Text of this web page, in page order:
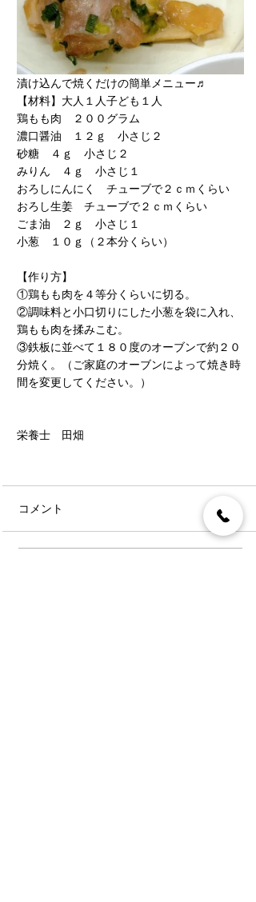
漬け込んで焼くだけの簡単メニュー♬
【材料】大人１人子ども１人
鶏もも肉　２００グラム
濃口醤油　１２ｇ　小さじ２
砂糖　４ｇ　小さじ２
みりん　４ｇ　小さじ１
おろしにんにく　チューブで２ｃｍくらい
おろし生姜　チューブで２ｃｍくらい
ごま油　２ｇ　小さじ１
小葱　１０ｇ（２本分くらい）
【作り方】
①鶏もも肉を４等分くらいに切る。
②調味料と小口切りにした小葱を袋に入れ、
鶏もも肉を揉みこむ。
③鉄板に並べて１８０度のオーブンで約２０
分焼く。（ご家庭のオーブンによって焼き時
間を変更してください。）
栄養士　田畑
コメント